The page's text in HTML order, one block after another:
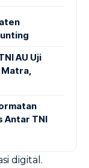
AU Uji
Matra,
Antar TNI
digital.